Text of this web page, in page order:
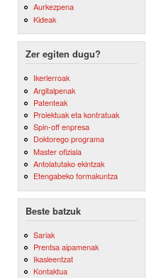
Aurkezpena
Kideak
Zer egiten dugu?
Ikerlerroak
Argitalpenak
Patenteak
Proiektuak eta kontratuak
Spin-off enpresa
Doktorego programa
Master ofiziala
Antolatutako ekintzak
Etengabeko formakuntza
Beste batzuk
Sariak
Prentsa aipamenak
Ikasleentzat
Kontaktua